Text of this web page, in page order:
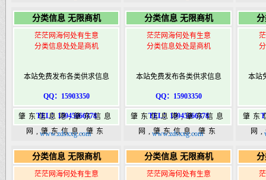
港|www.zhaodongshi.com港|www.zhaodongshi.com
港
分类信息 无限商机
茫茫网海何处有生意
分类信息处处是商机
本站免费发布各类供求信息
QQ：15903350
TEL：15945066378
肇东信息港,肇东信息
网,肇东信息,肇东
港|www.zhaodongshi.com
www.zdsxxg.com
分类信息 无限商机
茫茫网海何处有生意
分类信息处处是商机
本站免费发布各类供求信息
QQ：15903350
TEL：15945066378
肇东信息港,肇东信息
网,肇东信息,肇东
港|www.zhaodongshi.com
www.zdsxxg.com
本站
肇东
网
港
分类信息 无限商机
茫茫网海何处有生意
分类信息 无限商机
茫茫网海何处有生意